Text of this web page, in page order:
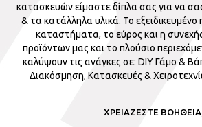
κατασκευών είμαστε δίπλα σας για να
& τα κατάλληλα υλικά. Το
καταστήματα, το εύρος και η
προϊόντων μας και το πλούσιο
καλύψουν τις ανάγκες σε: DIY Γάμο &
Διακόσμηση, Κατασκευές &
ΧΡΕΙΑΖΕΣΤΕ